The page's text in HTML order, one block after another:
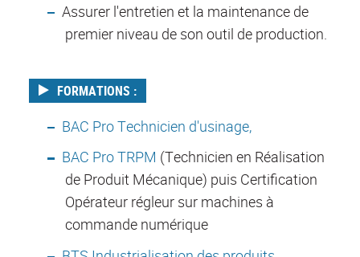
Assurer l'entretien et la maintenance de
premier niveau de son outil de production.
FORMATIONS :
BAC Pro Technicien d'usinage,
BAC Pro TRPM (Technicien en Réalisation
de Produit Mécanique) puis Certification
Opérateur régleur sur machines à
commande numérique